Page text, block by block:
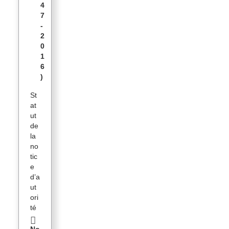
4
7
-
2
0
1
6
)
St
at
ut
de
la
no
tic
e
d’a
ut
ori
té